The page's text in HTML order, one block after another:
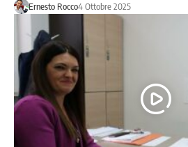
Ernesto Rocco4 Ottobre 2025